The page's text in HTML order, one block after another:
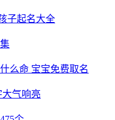
子起名大全
么命 宝宝免费取名
气响亮